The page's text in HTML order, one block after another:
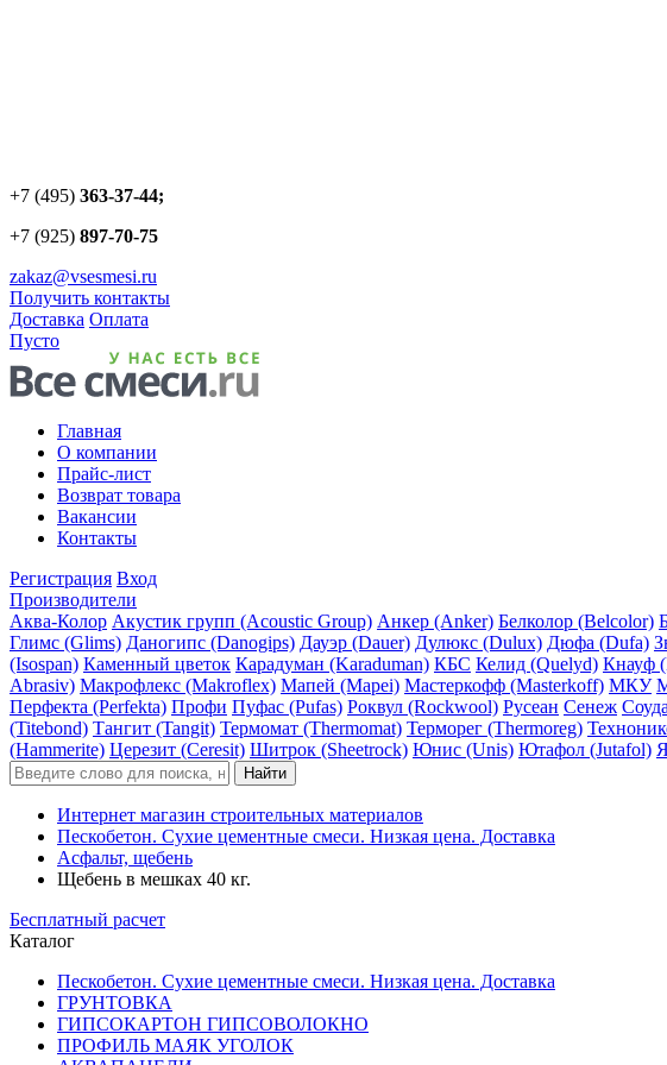
+7 (495) 363-37-44;
+7 (925) 897-70-75
zakaz@vsesmesi.ru
Получить контакты
Доставка Оплата
Пусто
Главная
О компании
Прайс-лист
Возврат товара
Вакансии
Контакты
Регистрация Вход
Производители
Аква-Колор Акустик групп (Acoustic Group) Анкер (Anker) Белколор (Belcolor)
Глимс (Glims) Даногипс (Danogips) Дауэр (Dauer) Дулюкс (Dulux) Дюфа (Dufa)
(Isospan) Каменный цветок Карадуман (Karaduman) КБС Келид (Quelyd) Кнауф
Abrasiv) Макрофлекс (Makroflex) Мапей (Mapei) Мастеркофф (Masterkoff) МКУ
Перфекта (Perfekta) Профи Пуфас (Pufas) Роквул (Rockwool) Русеан Сенеж
(Titebond) Тангит (Tangit) Термомат (Thermomat) Терморег (Thermoreg)
(Hammerite) Церезит (Ceresit) Шитрок (Sheetrock) Юнис (Unis) Ютафол (Jutafol)
Интернет магазин строительных материалов
Пескобетон. Сухие цементные смеси. Низкая цена. Доставка
Асфальт, щебень
Щебень в мешках 40 кг.
Бесплатный расчет
Каталог
Пескобетон. Сухие цементные смеси. Низкая цена. Доставка
ГРУНТОВКА
ГИПСОКАРТОН ГИПСОВОЛОКНО
ПРОФИЛЬ МАЯК УГОЛОК